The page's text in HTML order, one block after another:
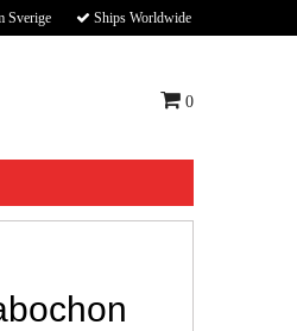
Sverige Ships Worldwide
0